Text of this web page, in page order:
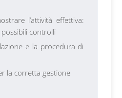
l’attività effettiva:
controlli
e la procedura di
la corretta gestione